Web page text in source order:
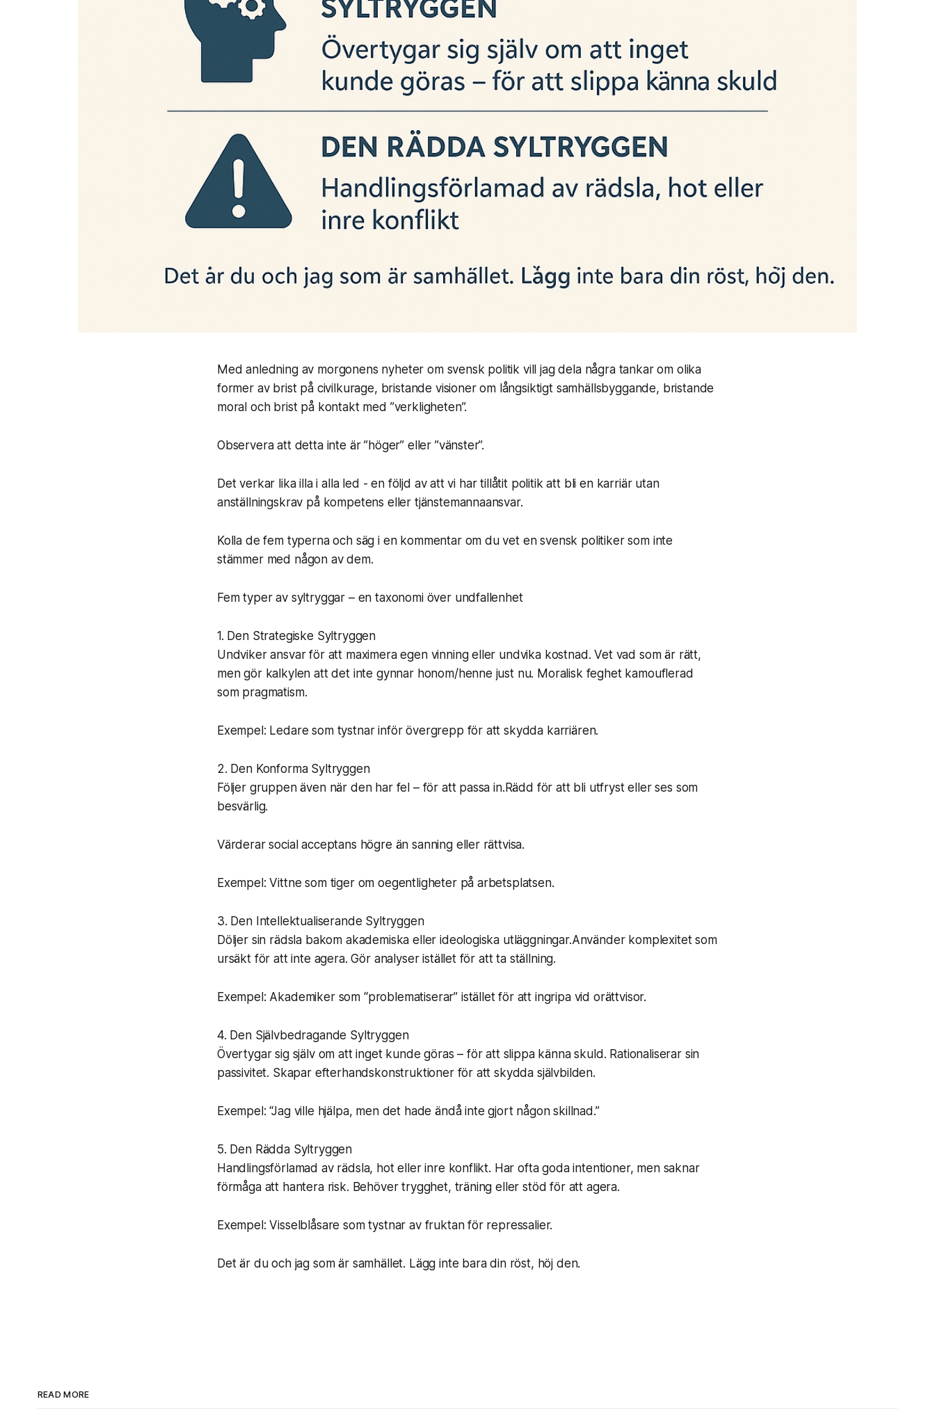
Med anledning av morgonens nyheter om svensk politik vill jag dela några tankar om olika
former av brist på civilkurage, bristande visioner om långsiktigt samhällsbyggande, bristande
moral och brist på kontakt med ”verkligheten”.
Observera att detta inte är ”höger” eller ”vänster”.
Det verkar lika illa i alla led - en följd av att vi har tillåtit politik att bli en karriär utan
anställningskrav på kompetens eller tjänstemannaansvar.
Kolla de fem typerna och säg i en kommentar om du vet en svensk politiker som inte
stämmer med någon av dem.
Fem typer av syltryggar – en taxonomi över undfallenhet
1. Den Strategiske Syltryggen
Undviker ansvar för att maximera egen vinning eller undvika kostnad. Vet vad som är rätt,
men gör kalkylen att det inte gynnar honom/henne just nu. Moralisk feghet kamouflerad
som pragmatism.
Exempel: Ledare som tystnar inför övergrepp för att skydda karriären.
2. Den Konforma Syltryggen
Följer gruppen även när den har fel – för att passa in.Rädd för att bli utfryst eller ses som
besvärlig.
Värderar social acceptans högre än sanning eller rättvisa.
Exempel: Vittne som tiger om oegentligheter på arbetsplatsen.
3. Den Intellektualiserande Syltryggen
Döljer sin rädsla bakom akademiska eller ideologiska utläggningar.Använder komplexitet som
ursäkt för att inte agera. Gör analyser istället för att ta ställning.
Exempel: Akademiker som “problematiserar” istället för att ingripa vid orättvisor.
4. Den Självbedragande Syltryggen
Övertygar sig själv om att inget kunde göras – för att slippa känna skuld. Rationaliserar sin
passivitet. Skapar efterhandskonstruktioner för att skydda självbilden.
Exempel: “Jag ville hjälpa, men det hade ändå inte gjort någon skillnad.”
5. Den Rädda Syltryggen
Handlingsförlamad av rädsla, hot eller inre konflikt. Har ofta goda intentioner, men saknar
förmåga att hantera risk. Behöver trygghet, träning eller stöd för att agera.
Exempel: Visselblåsare som tystnar av fruktan för repressalier.
Det är du och jag som är samhället. Lägg inte bara din röst, höj den.
READ MORE